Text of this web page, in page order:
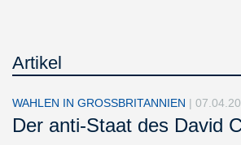
Artikel
WAHLEN IN GROSSBRITANNIEN |
Der anti-Staat des David